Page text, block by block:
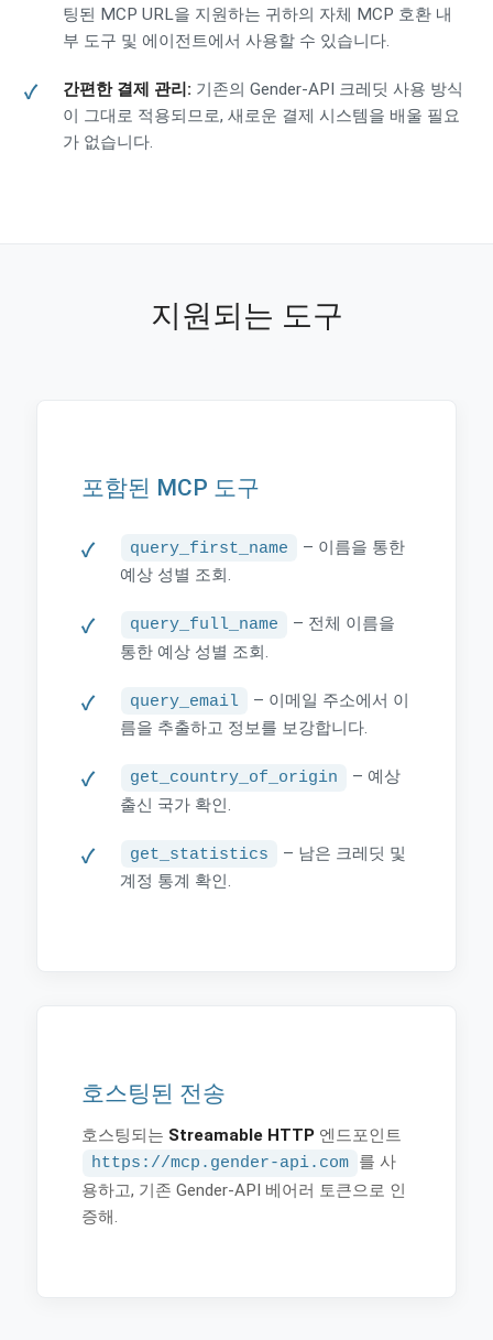
팅된 MCP URL을 지원하는 귀하의 자체 MCP 호환 내
부 도구 및 에이전트에서 사용할 수 있습니다.
간편한 결제 관리: 기존의 Gender-API 크레딧 사용 방식
이 그대로 적용되므로, 새로운 결제 시스템을 배울 필요
가 없습니다.
지원되는 도구
포함된 MCP 도구
query_first_name
– 이름을 통한
예상 성별 조회.
query_full_name
– 전체 이름을
통한 예상 성별 조회.
query_email
– 이메일 주소에서 이
름을 추출하고 정보를 보강합니다.
get_country_of_origin
– 예상
출신 국가 확인.
get_statistics
– 남은 크레딧 및
계정 통계 확인.
호스팅된 전송
호스팅되는 Streamable HTTP엔드포인트
https://mcp.gender-api.com
를 사
용하고, 기존 Gender-API 베어러 토큰으로 인
증해.